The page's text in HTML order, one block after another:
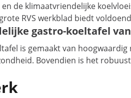
de klimaatvriendelijke
RVS werkblad biedt
gastro-koeltafel
is gemaakt van
Bovendien is het